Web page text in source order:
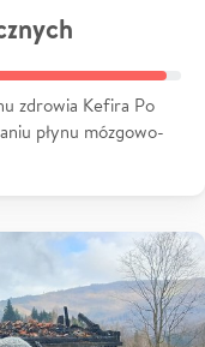
zdrowia Kefira Po
płynu mózgowo-